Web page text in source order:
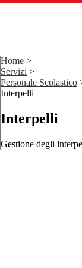
Home >
Servizi >
Personale Scolastico
Interpelli
Interpelli
Gestione degli